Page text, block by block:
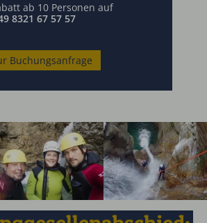
ab 10 Personen auf
8321 67 57 57
Buchungsanfrage